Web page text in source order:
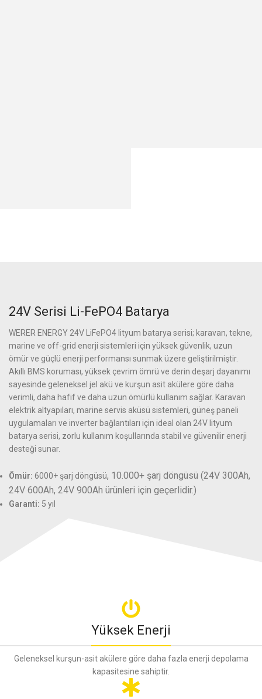
24V Serisi Li-FePO4 Batarya
WERER ENERGY 24V LiFePO4 lityum batarya serisi; karavan, tekne,
marine ve off-grid enerji sistemleri için yüksek güvenlik, uzun
ömür ve güçlü enerji performansı sunmak üzere geliştirilmiştir.
Akıllı BMS koruması, yüksek çevrim ömrü ve derin deşarj dayanımı
sayesinde geleneksel jel akü ve kurşun asit akülere göre daha
verimli, daha hafif ve daha uzun ömürlü kullanım sağlar. Karavan
elektrik altyapıları, marine servis aküsü sistemleri, güneş paneli
uygulamaları ve inverter bağlantıları için ideal olan 24V lityum
batarya serisi, zorlu kullanım koşullarında stabil ve güvenilir enerji
desteği sunar.
Ömür: 6000+ şarj döngüsü, 10.000+ şarj döngüsü (24V 300Ah,
24V 600Ah, 24V 900Ah ürünleri için geçerlidir.)
Garanti: 5 yıl
Yüksek Enerji
Geleneksel kurşun-asit akülere göre daha fazla enerji depolama
kapasitesine sahiptir.